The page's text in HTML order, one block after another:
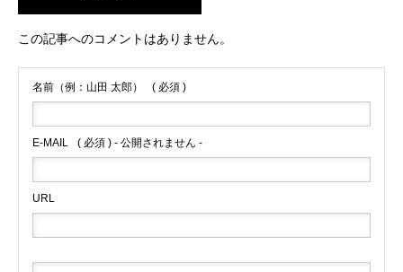
この記事へのコメントはありません。
名前（例：山田 太郎） ( 必須 )
E-MAIL ( 必須 ) - 公開されません -
URL